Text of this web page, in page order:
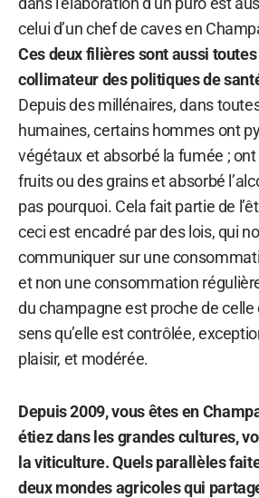
celui d’un chef de caves en
Ces deux filières sont aussi
collimateur des politiques de
Depuis des millénaires, dans
humaines, certains hommes ont
végétaux et absorbé la fumée ;
fruits ou des grains et absorbé
pas pourquoi. Cela fait partie de
ceci est encadré par des lois, qui
communiquer sur une
et non une consommation
du champagne est proche de celle
sens qu’elle est contrôlée,
plaisir, et modérée.
Depuis 2009, vous êtes en
étiez dans les grandes cultures,
la viticulture. Quels parallèles
deux mondes agricoles qui